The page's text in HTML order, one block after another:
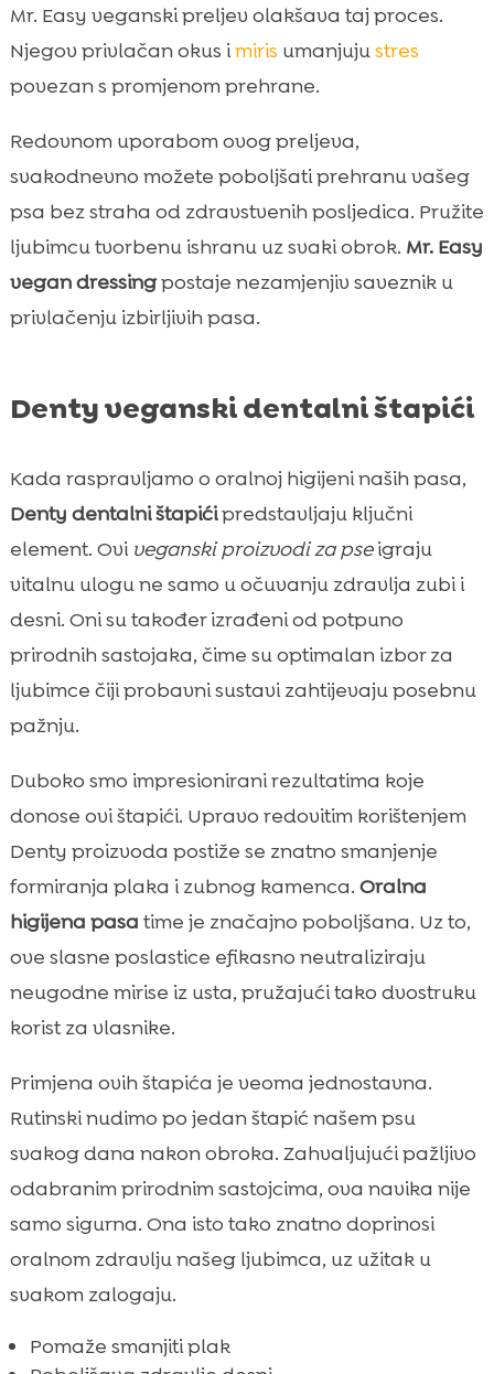
Mr. Easy veganski preljev olakšava taj proces.
Njegov privlačan okus imiris umanjujustres
povezan s promjenom prehrane.
Redovnom uporabom ovog preljeva,
svakodnevno možete poboljšati prehranu vašeg
psa bez straha od zdravstvenih posljedica. Pružite
ljubimcu tvorbenu ishranu uz svaki obrok. Mr. Easy
vegan dressingpostaje nezamjenjiv saveznik u
privlačenju izbirljivih pasa.
Denty veganski dentalni štapići
Kada raspravljamo o oralnoj higijeni naših pasa,
Denty dentalni štapićipredstavljaju ključni
element. Ovi veganski proizvodi za pseigraju
vitalnu ulogu ne samo u očuvanju zdravlja zubi i
desni. Oni su također izrađeni od potpuno
prirodnih sastojaka, čime su optimalan izbor za
ljubimce čiji probavni sustavi zahtijevaju posebnu
pažnju.
Duboko smo impresionirani rezultatima koje
donose ovi štapići. Upravo redovitim korištenjem
Denty proizvoda postiže se znatno smanjenje
formiranja plaka i zubnog kamenca. Oralna
higijena pasa time je značajno poboljšana. Uz to,
ove slasne poslastice efikasno neutraliziraju
neugodne mirise iz usta, pružajući tako dvostruku
korist za vlasnike.
Primjena ovih štapića je veoma jednostavna.
Rutinski nudimo po jedan štapić našem psu
svakog dana nakon obroka. Zahvaljujući pažljivo
odabranim prirodnim sastojcima, ova navika nije
samo sigurna. Ona isto tako znatno doprinosi
oralnom zdravlju našeg ljubimca, uz užitak u
svakom zalogaju.
Pomaže smanjiti plak